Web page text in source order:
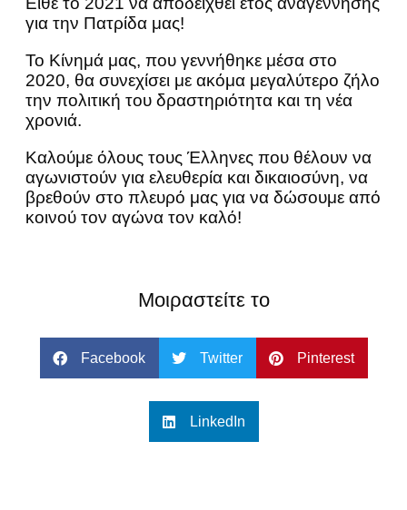
για την Πατρίδα μας!
Το Κίνημά μας, που γεννήθηκε μέσα στο
2020, θα συνεχίσει με ακόμα μεγαλύτερο ζήλο
την πολιτική του δραστηριότητα και τη νέα
χρονιά.
Καλούμε όλους τους Έλληνες που θέλουν να
αγωνιστούν για ελευθερία και δικαιοσύνη, να
βρεθούν στο πλευρό μας για να δώσουμε από
κοινού τον αγώνα τον καλό!
Μοιραστείτε το
Facebook Twitter Pinterest
LinkedIn